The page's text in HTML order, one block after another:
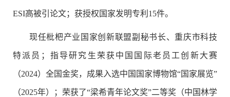
ESI高被引论文；获授权国家发明专利15件。
现任枇杷产业国家创新联盟副秘书长、重庆市科技
特派员；指导研究生荣获中国国际老员工创新大赛
（2024）全国金奖，成果入选中国国家博物馆“国家展览”
（2025年）；荣获了“梁希青年论文奖”二等奖（中国林学